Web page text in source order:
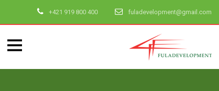
+421 919 800 400 fuladevelopment@gmail.com